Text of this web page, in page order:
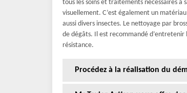
tous les soins et traitements nécessaires
visuellement. C’est également un
aussi divers insectes. Le nettoyage par
de dégâts. Il est recommandé d’entretenir
résistance.
Procédez à la réalisation du